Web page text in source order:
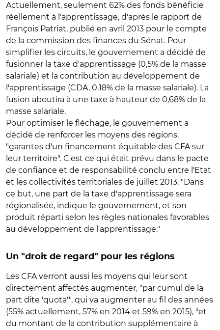
Actuellement, seulement 62% des fonds bénéficie
réellement à l'apprentissage, d'après le rapport de
François Patriat, publié en avril 2013 pour le compte
de la commission des finances du Sénat. Pour
simplifier les circuits, le gouvernement a décidé de
fusionner la taxe d'apprentissage (0,5% de la masse
salariale) et la contribution au développement de
l'apprentissage (CDA, 0,18% de la masse salariale). La
fusion aboutira à une taxe à hauteur de 0,68% de la
masse salariale.
Pour optimiser le fléchage, le gouvernement a
décidé de renforcer les moyens des régions,
"garantes d'un financement équitable des CFA sur
leur territoire". C'est ce qui était prévu dans le pacte
de confiance et de responsabilité conclu entre l'Etat
et les collectivités territoriales de juillet 2013. "Dans
ce but, une part de la taxe d'apprentissage sera
régionalisée, indique le gouvernement, et son
produit réparti selon les règles nationales favorables
au développement de l'apprentissage."
Un "droit de regard" pour les régions
Les CFA verront aussi les moyens qui leur sont
directement affectés augmenter, "par cumul de la
part dite 'quota'", qui va augmenter au fil des années
(55% actuellement, 57% en 2014 et 59% en 2015), "et
du montant de la contribution supplémentaire à